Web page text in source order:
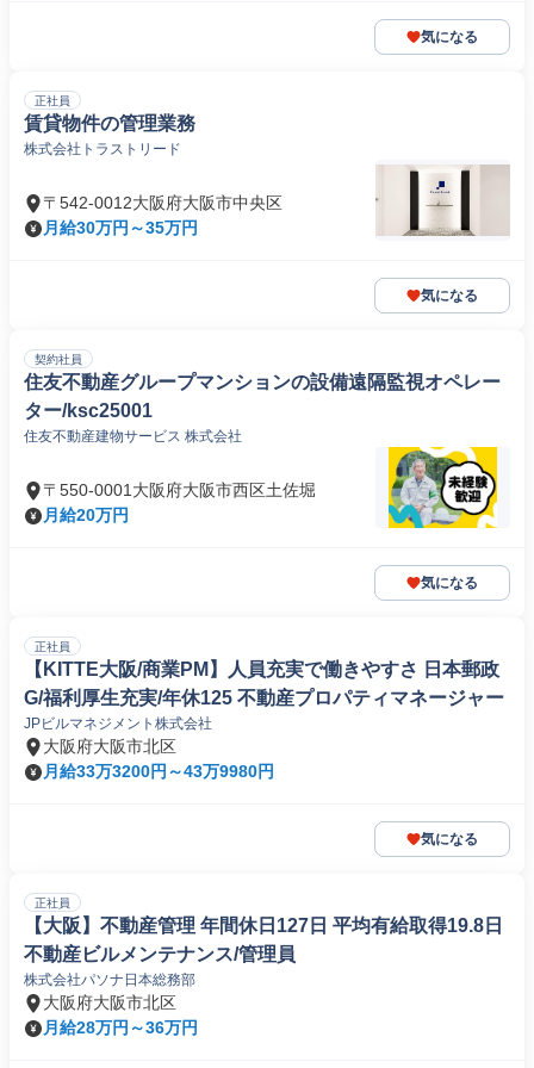
気になる
正社員
賃貸物件の管理業務
株式会社トラストリード
〒542-0012大阪府大阪市中央区
月給30万円～35万円
気になる
契約社員
住友不動産グループマンションの設備遠隔監視オペレー
ター/ksc25001
住友不動産建物サービス 株式会社
〒550-0001大阪府大阪市西区土佐堀
月給20万円
気になる
正社員
【KITTE大阪/商業PM】人員充実で働きやすさ 日本郵政
G/福利厚生充実/年休125 不動産プロパティマネージャー
JPビルマネジメント株式会社
大阪府大阪市北区
月給33万3200円～43万9980円
気になる
正社員
【大阪】不動産管理 年間休日127日 平均有給取得19.8日
不動産ビルメンテナンス/管理員
株式会社パソナ日本総務部
大阪府大阪市北区
月給28万円～36万円